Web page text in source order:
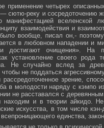
применение четырех
сютю-реку и сосредоточению
манифестацией
взаимодействия и
вообще, писал он,-
в любовном нападении и
очищения». На
установление своего рода
Не случайно вслед за
чтобы не поддаться
рассредоточенное зрение,
в молодости наряду с кэмпо
не расставался с
и в теории айкидо.
искусства, в том числе
единства,